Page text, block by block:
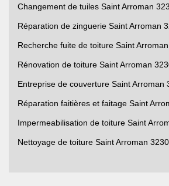
Changement de tuiles Saint Arroman
Réparation de zinguerie Saint Arroman
Recherche fuite de toiture Saint
Rénovation de toiture Saint Arroman
Entreprise de couverture Saint Arroman
Réparation faitières et faitage Saint
Impermeabilisation de toiture Saint
Nettoyage de toiture Saint Arroman